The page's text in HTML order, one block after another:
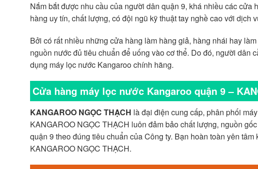
Nắm bắt được nhu cầu của người dân quận 9, khá nhiều các
hàng uy tín, chất lượng, có đội ngũ kỹ thuật tay nghề cao với
Bởi có rất nhiều những cửa hàng làm hàng giả, hàng nhái hay
nguồn nước đủ tiêu chuẩn để uống vào cơ thể. Do đó, người dân
dụng máy lọc nước Kangaroo chính hãng.
Cửa hàng máy lọc nước Kangaroo quận 9 –
KANGAROO NGỌC THẠCH là đại điện cung cấp, phân phối
KANGAROO NGỌC THẠCH luôn đảm bảo chất lượng, nguồn
quận 9 theo đúng tiêu chuẩn của Công ty. Bạn hoàn toàn yên
KANGAROO NGỌC THẠCH.